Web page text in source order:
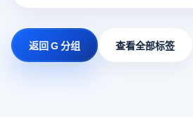
返回 G 分组 查看全部标签